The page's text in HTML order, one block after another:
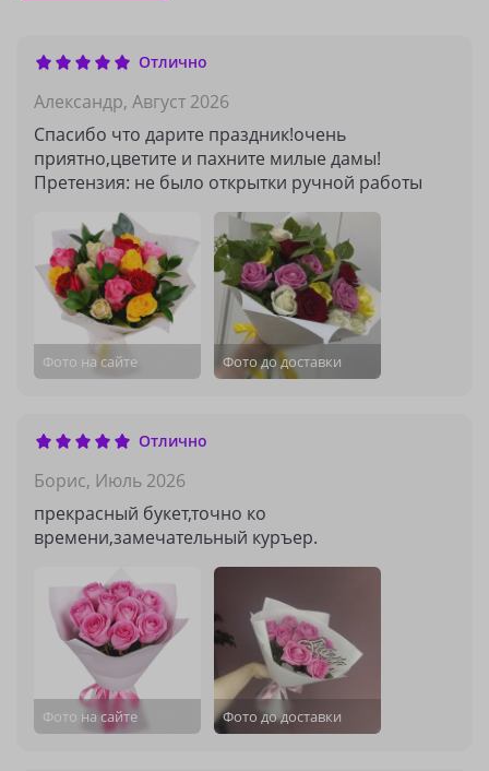
Отлично
Александр, Август 2026
Спасибо что дарите праздник!очень
приятно,цветите и пахните милые дамы!
Претензия: не было открытки ручной работы
Фото на сайте Фото до доставки
Отлично
Борис, Июль 2026
прекрасный букет,точно ко
времени,замечательный куръер.
Фото на сайте Фото до доставки